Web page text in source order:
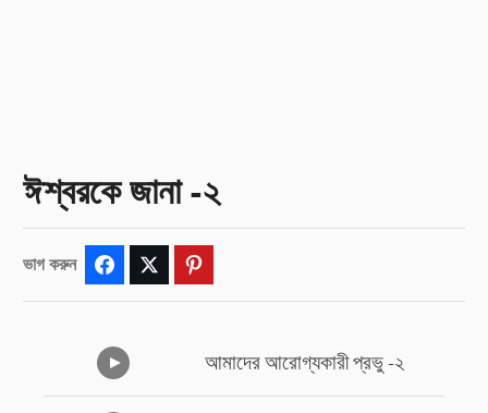
ঈশ্বরকে জানা -২
ভাগ করুন Facebook Twitter
আমাদের আরোগ্যকারী প্রভু -২